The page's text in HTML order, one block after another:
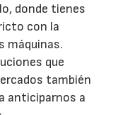
donde tienes
con la
máquinas.
que
también
anticiparnos a